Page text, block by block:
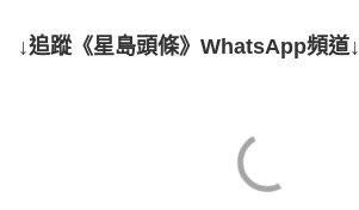
↓追蹤《星島頭條》WhatsApp頻道↓